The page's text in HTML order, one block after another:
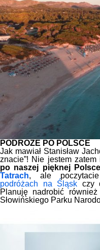
PODRÓŻE PO POLSCE
Jak mawiał Stanisław
znacie”! Nie jestem zatem
po naszej pięknej Polsce
Tatrach, ale
podróżach na Śląsk czy
Planuję nadrobić
Słowińskiego Parku